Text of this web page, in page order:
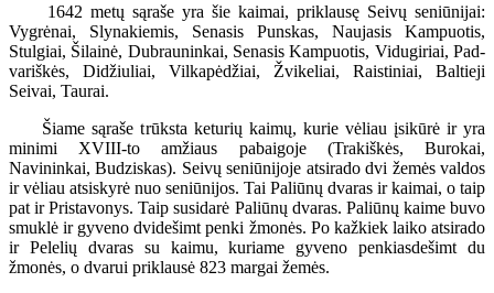
1642 metų sąraše yra šie kaimai, priklausę Seivų seniūnijai:
Vygrėnai, Slynakiemis, Senasis Punskas, Naujasis Kampuotis,
Stulgiai, Šilainė, Dubrauninkai, Senasis Kampuotis, Vidugiriai, Pad-
variškės, Didžiuliai, Vilkapėdžiai, Žvikeliai, Raistiniai, Baltieji
Seivai, Taurai.
Šiame sąraše trūksta keturių kaimų, kurie vėliau įsikūrė ir yra
minimi XVIII-to amžiaus pabaigoje (Trakiškės, Burokai,
Navininkai, Budziskas). Seivų seniūnijoje atsirado dvi žemės valdos
ir vėliau atsiskyrė nuo seniūnijos. Tai Paliūnų dvaras ir kaimai, o taip
pat ir Pristavonys. Taip susidarė Paliūnų dvaras. Paliūnų kaime buvo
smuklė ir gyveno dvidešimt penki žmonės. Po kažkiek laiko atsirado
ir Pelelių dvaras su kaimu, kuriame gyveno penkiasdešimt du
žmonės, o dvarui priklausė 823 margai žemės.